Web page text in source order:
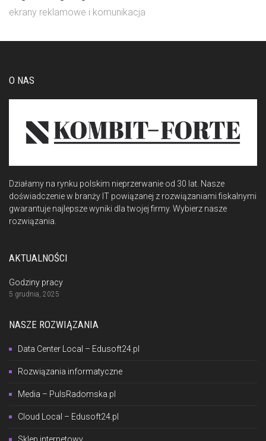
ekrany reklamowe i komunikacja
O NAS
Działamy na rynku polskim nieprzerwanie od 30 lat. Nasze
doświadczenie w branży IT powiązanej z rozwiązaniami fiskalnymi
gwarantuje najlepsze wyniki dla twojej firmy. Wybierz nasze
rozwiązania.
AKTUALNOŚCI
Godziny pracy
5 grudnia, 2025
NASZE ROZWIĄZANIA
Data Center Local – Edusoft24.pl
Rozwiązania informatyczne
Media – PulsRadomska.pl
Cloud Local – Edusoft24.pl
Sklep internetowy